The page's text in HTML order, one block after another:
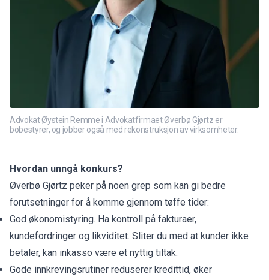
Advokat Øystein Remme i Advokatfirmaet Øverbø Gjørtz er
bobestyrer, og jobber også med rekonstruksjon av virksomheter.
Hvordan unngå konkurs?
Øverbø Gjørtz peker på noen grep som kan gi bedre
forutsetninger for å komme gjennom tøffe tider:
God økonomistyring. Ha kontroll på fakturaer,
kundefordringer og likviditet. Sliter du med at kunder ikke
betaler, kan inkasso være et nyttig tiltak.
Gode innkrevingsrutiner reduserer kredittid, øker